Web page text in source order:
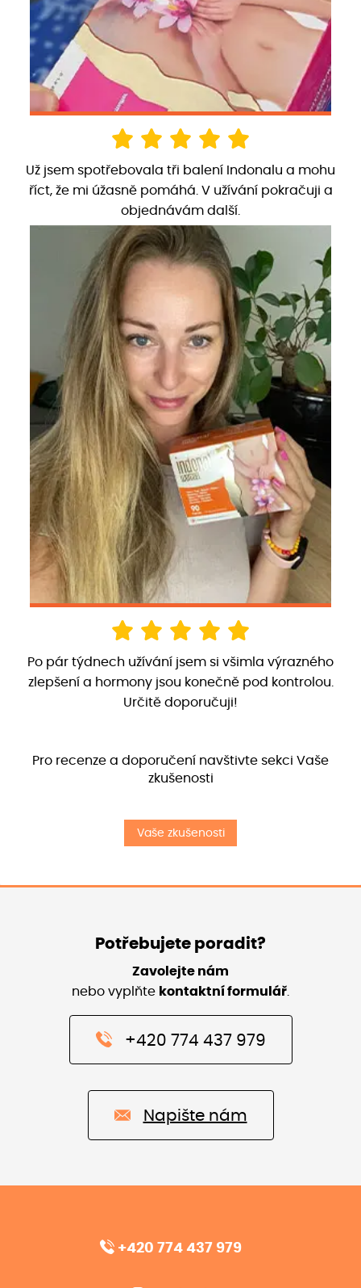
Už jsem spotřebovala tři balení Indonalu a mohu
říct, že mi úžasně pomáhá. V užívání pokračuji a
objednávám další.
Po pár týdnech užívání jsem si všimla výrazného
zlepšení a hormony jsou konečně pod kontrolou.
Určitě doporučuji!
Pro recenze a doporučení navštivte sekci Vaše
zkušenosti
Vaše zkušenosti
Potřebujete poradit?
Zavolejte nám
nebo vyplňte kontaktní formulář
+420 774 437 979
Napište nám
+420 774 437 979